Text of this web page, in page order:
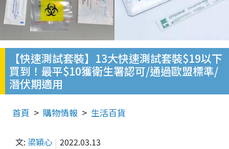
【快速測試套裝】13大快速測試套裝$19以下
買到！最平$10獲衛生署認可/通過歐盟標準/
潛伏期適用
首頁 購物情報 生活百貨
文: 梁穎心 2022.03.13